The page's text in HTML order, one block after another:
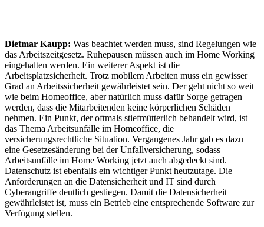
Dietmar Kaupp: Was beachtet werden muss, sind Regelungen wie
das Arbeitszeitgesetz. Ruhepausen müssen auch im Home Working
eingehalten werden. Ein weiterer Aspekt ist die
Arbeitsplatzsicherheit. Trotz mobilem Arbeiten muss ein gewisser
Grad an Arbeitssicherheit gewährleistet sein. Der geht nicht so weit
wie beim Homeoffice, aber natürlich muss dafür Sorge getragen
werden, dass die Mitarbeitenden keine körperlichen Schäden
nehmen. Ein Punkt, der oftmals stiefmütterlich behandelt wird, ist
das Thema Arbeitsunfälle im Homeoffice, die
versicherungsrechtliche Situation. Vergangenes Jahr gab es dazu
eine Gesetzesänderung bei der Unfallversicherung, sodass
Arbeitsunfälle im Home Working jetzt auch abgedeckt sind.
Datenschutz ist ebenfalls ein wichtiger Punkt heutzutage. Die
Anforderungen an die Datensicherheit und IT sind durch
Cyberangriffe deutlich gestiegen. Damit die Datensicherheit
gewährleistet ist, muss ein Betrieb eine entsprechende Software zur
Verfügung stellen.